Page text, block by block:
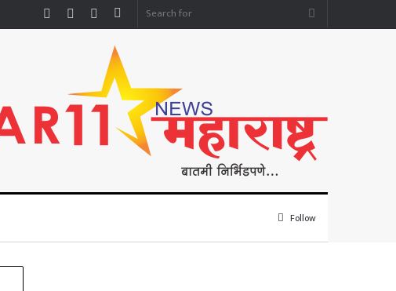
Search
Sidebar
Instagram
YouTube
Facebook
Follow